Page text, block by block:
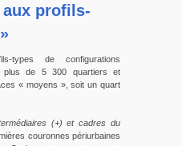
aux profils-
types de configurations
plus de 5 300 quartiers et
« moyens », soit un quart
(+) et cadres du
couronnes périurbaines